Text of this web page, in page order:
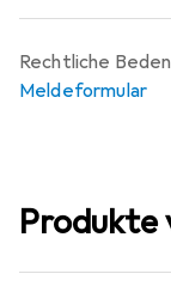
Rechtliche
Meldeformular
Produkte